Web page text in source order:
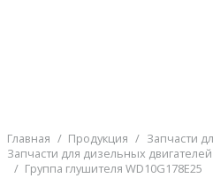
Главная / Продукция / Запчасти
Запчасти для дизельных двигателей
/ Группа глушителя WD10G178E25